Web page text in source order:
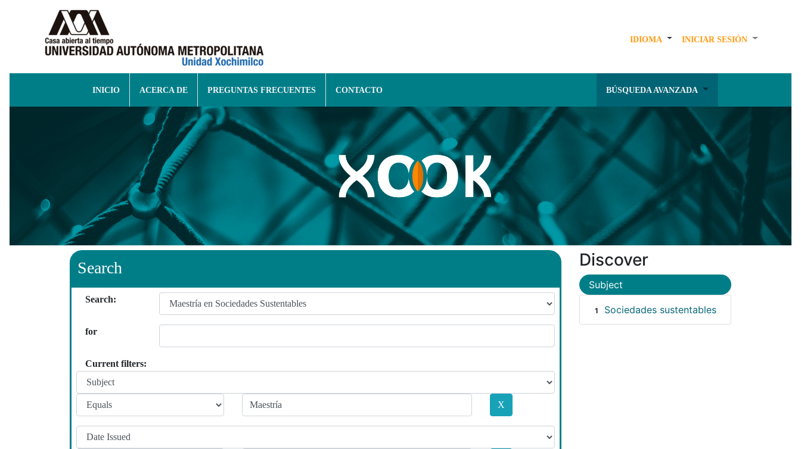
IDIOMA INICIAR SESIÓN
INICIO ACERCA DE PREGUNTAS FRECUENTES CONTACTO BÚSQUEDA AVANZADA
Search
Search:
for
Current filters:
Discover
Subject
1 Sociedades sustentables